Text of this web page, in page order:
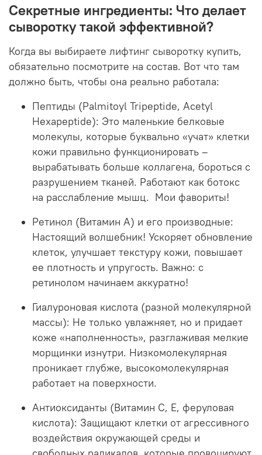
Секретные ингредиенты: Что делает
сыворотку такой эффективной?
Когда вы выбираете лифтинг сыворотку купить,
обязательно посмотрите на состав. Вот что там
должно быть, чтобы она реально работала:
Пептиды (Palmitoyl Tripeptide, Acetyl
Hexapeptide): Это маленькие белковые
молекулы, которые буквально «учат» клетки
кожи правильно функционировать –
вырабатывать больше коллагена, бороться с
разрушением тканей. Работают как ботокс
на расслабление мышц. Мои фавориты!
Ретинол (Витамин А) и его производные:
Настоящий волшебник! Ускоряет обновление
клеток, улучшает текстуру кожи, повышает
ее плотность и упругость. Важно: с
ретинолом начинаем аккуратно!
Гиалуроновая кислота (разной молекулярной
массы): Не только увлажняет, но и придает
коже «наполненность», разглаживая мелкие
морщинки изнутри. Низкомолекулярная
проникает глубже, высокомолекулярная
работает на поверхности.
Антиоксиданты (Витамин С, Е, феруловая
кислота): Защищают клетки от агрессивного
воздействия окружающей среды и